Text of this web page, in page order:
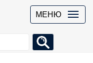
МЕНЮ